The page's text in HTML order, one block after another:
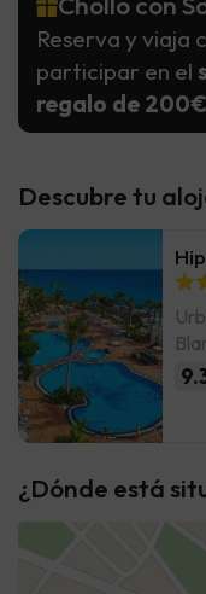
Reserva y viaja
participar en el
regalo de 200€
Descubre tu
¿Dónde está